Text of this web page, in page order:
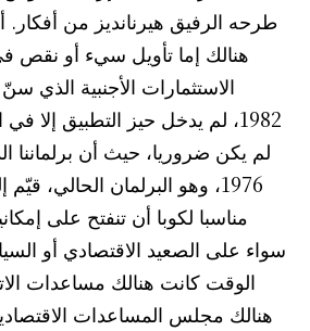
طرحه الرفيق هيرنانديز من
هنالك إما تأويل سيء أو نقص
الاستثمارات الأجنبية الذي
لم يكن ضروريا، حيث أن
1976، وهو البرلمان الحالي،
مناسبا لكوبا أن تنفتح على
سواء على الصعيد الاقتصادي أو
الوقت كانت هنالك مساعدات
هنالك مجلس المساعدات